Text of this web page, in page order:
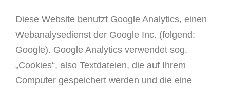
Diese Website benutzt Google Analytics, einen
Webanalysedienst der Google Inc. (folgend:
Google). Google Analytics verwendet sog.
„Cookies“, also Textdateien, die auf Ihrem
Computer gespeichert werden und die eine